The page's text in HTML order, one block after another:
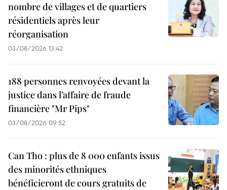
nombre de villages et de quartiers
résidentiels après leur
réorganisation
03/08/2026 13:42
188 personnes renvoyées devant la
justice dans l’affaire de fraude
financière "Mr Pips"
03/08/2026 09:52
Can Tho : plus de 8 000 enfants issus
des minorités ethniques
bénéficieront de cours gratuits de